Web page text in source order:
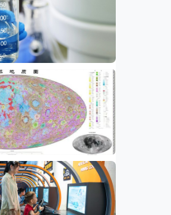
nanopartikel yang
melacak dan
mematikan
virus dari nol,
bakteriofag
geologi Bulan skala
lebih dari 13.500 kawah